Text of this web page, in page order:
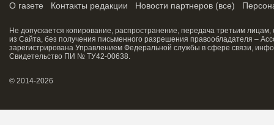
О газете Контакты редакции Новости партнеров (все)
Не допускается копирование, распространение, передача третьим
из Сайта, без получения письменного разрешения правообладателя –
зарегистрирована Управлением Федеральной службы в сфере связи,
Свидетельство ПИ № ТУ42-00638.
© 2014-2026